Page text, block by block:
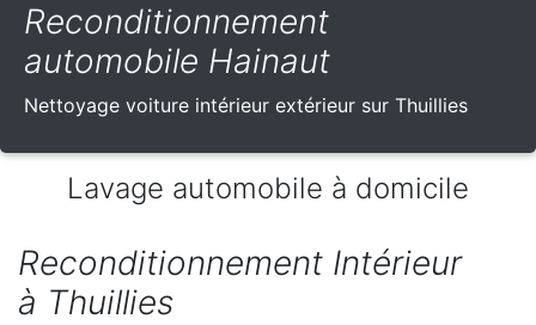
Reconditionnement
automobile Hainaut
Nettoyage voiture intérieur extérieur sur Thuillies
Lavage automobile à domicile
Reconditionnement Intérieur
à Thuillies